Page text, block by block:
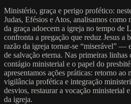
Ministério, graça e perigo profético:
Judas, Efésios e Atos, analisamos como
da graça adoecem a igreja no tempo de
confronta a pregação que reduz Jesus a
razão da igreja tornar-se “miserável” —
de salvação eterna. Nas primeiras linhas
contágio ministerial e o papel do
apresentamos ações práticas: retorno ao
vigilância profética e integração
desvios, restaurar a vocação ministerial
da igreja.